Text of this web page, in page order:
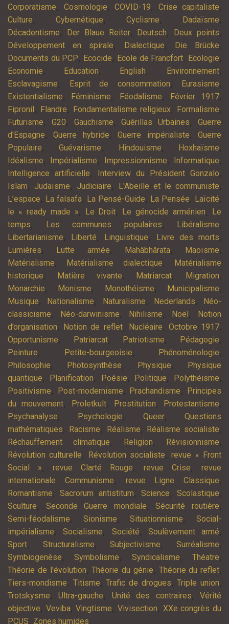
Corporatisme, Cosmologie, COVID-19, Crise capitaliste,
Culture, Cybernétique, Cyclisme, Dadaïsme,
Décadentisme, Der Blaue Reiter, Deutsch, Deux points,
Développement en spirale, Dialectique, Die Brücke,
Documents du PCP, Ecocide, Ecole de Francfort, Ecologie,
Economie, Education, English, Environnement,
Esclavagisme, Esprit de consommation, Eurasisme,
Existentialisme, Féminisme, Féodalisme, Février 1917,
Fipronil , Flandre, Fondamentalisme religieux, Formalisme,
Futurisme, G20, Gauchisme,Guérillas Urbaines,Guerre
d'Espagne,Guerre hybride,Guerre impérialiste,Guerre
Populaire,Guévarisme, Hindouisme, Hoxhaïsme,
Idéalisme, Impérialisme, Impressionnisme, Informatique,
Intelligence artificielle, Interview du Président Gonzalo,
Islam, Judaïsme, Judiciaire, L'Abeille et le communiste,
L’espace, La falsafa, La Pensé-Guide, La Pensée, Laïcité,
le « ready made », Le Droit, Le génocide arménien,
Le
temps, Les communes populaires, Libéralisme,
Libertarianisme, Liberté, Linguistique, Livre des morts,
Lumières, Lutte armée, Mahâbhârata, Maoïsme,
Matérialisme, Matérialisme dialectique,
Matérialisme
historique, Matière vivante, Matriarcat, Migration,
Monarchie, Monisme, Monothéisme, Municipalisme,
Musique, Nationalisme, Naturalisme, Nederlands,
Néo-
classicisme, Néo-darwinisme, Nihilisme, Noël ,
Notion
d’organisation, Notion de reflet, Nucléaire, Octobre 1917,
Opportunisme, Patriarcat, Patriotisme, Pédagogie,
Peinture, Petite-bourgeoisie, Phénoménologie,
Philosophie, Photosynthèse, Physique,
Physique
quantique, Planification, Poésie, Politique, Polythéisme,
Positivisme, Post-modernisme, Prachandisme,
Principes
du mouvement, Proletkult, Prostitution, Protestantisme,
Psychanalyse, Psychologie, Queer,Questions
mathématiques, Racisme, Réalisme, Réalisme socialiste,
Réchauffement climatique, Religion, Révisionnisme,
Révolution culturelle, Révolution socialiste,revue « Front
Social », revue Clarté Rouge, revue Crise, revue
internationale Communisme, revue Ligne Classique,
Romantisme,Sacrorum antistitum, Science, Scolastique,
Sculture, Seconde Guerre mondiale,Sécurité routière,
Semi-féodalisme, Sionisme,Situationnisme,Social-
impérialisme,Socialisme, Société, Soulèvement armé,
Sport, Structuralisme,Subjectivisme,Surréalisme,
Symbiogenèse,Symbolisme, Syndicalisme,Théatre,
Théorie de l'évolution,Théorie du génie, Théorie du reflet,
Tiers-mondisme, Titisme,Trafic de drogues,Triple union,
Trotskysme,Ultra-gauche, Unité des contraires,Vérité
objective, Veviba,Vingtisme,Vivisection, XXe congrès du
PCUS, Zones humides,